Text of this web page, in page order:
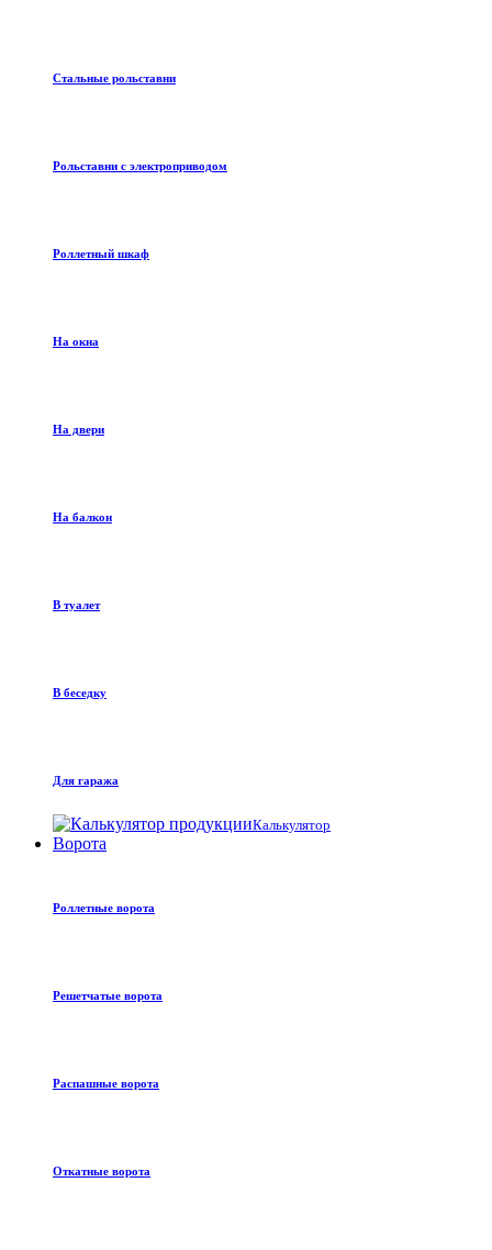
Стальные рольставни
Рольставни с электроприводом
Роллетный шкаф
На окна
На двери
На балкон
В туалет
В беседку
Для гаража
Калькулятор
Ворота
Роллетные ворота
Решетчатые ворота
Распашные ворота
Откатные ворота